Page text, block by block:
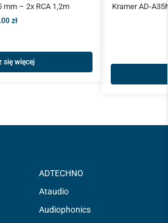
mm – 2x RCA 1,2m
zł
się więcej
Kramer AD-
ADTECHNO
Ataudio
Audiophonics